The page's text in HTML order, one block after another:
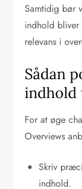
Samtidig bør
indhold
relevans i
Sådan
indhold
For at øge
Overviews
Skriv
indhold.